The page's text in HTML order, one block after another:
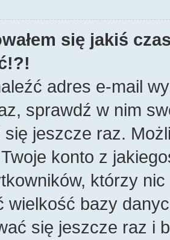
się jakiś
adres e-mail
sprawdź w nim
jeszcze raz.
Twoje konto z
którzy
wielkość bazy
się jeszcze raz i